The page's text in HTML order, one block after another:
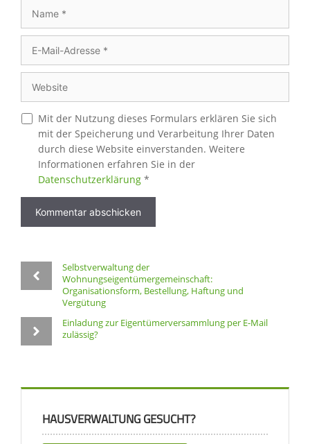
Mail-
Adresse
Mit der Nutzung dieses Formulars erklären Sie sich
mit der Speicherung und Verarbeitung Ihrer Daten
durch diese Website einverstanden. Weitere
Informationen erfahren Sie in der
Datenschutzerklärung *
Selbstverwaltung der
Wohnungseigentümergemeinschaft:
Organisationsform, Bestellung, Haftung und
Vergütung
Einladung zur Eigentümerversammlung per E-Mail
zulässig?
HAUSVERWALTUNG GESUCHT?